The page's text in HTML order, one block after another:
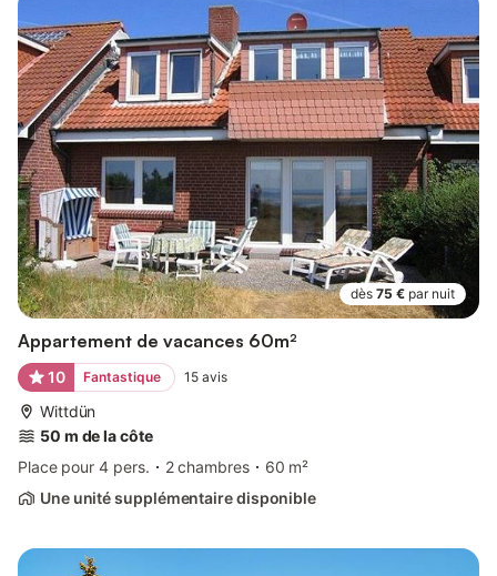
dès 75 € par nuit
Appartement de vacances 60m²
10 Fantastique 15 avis
Wittdün
50 m de la côte
Place pour 4 pers.
2 chambres
60 m²
Une unité supplémentaire disponible